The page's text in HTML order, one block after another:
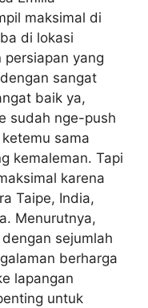
maksimal di
di lokasi
yang
sangat
baik ya,
sudah nge-push
sama
kemaleman. Tapi
karena
Taipe, India,
Menurutnya,
sejumlah
berharga
lapangan
untuk